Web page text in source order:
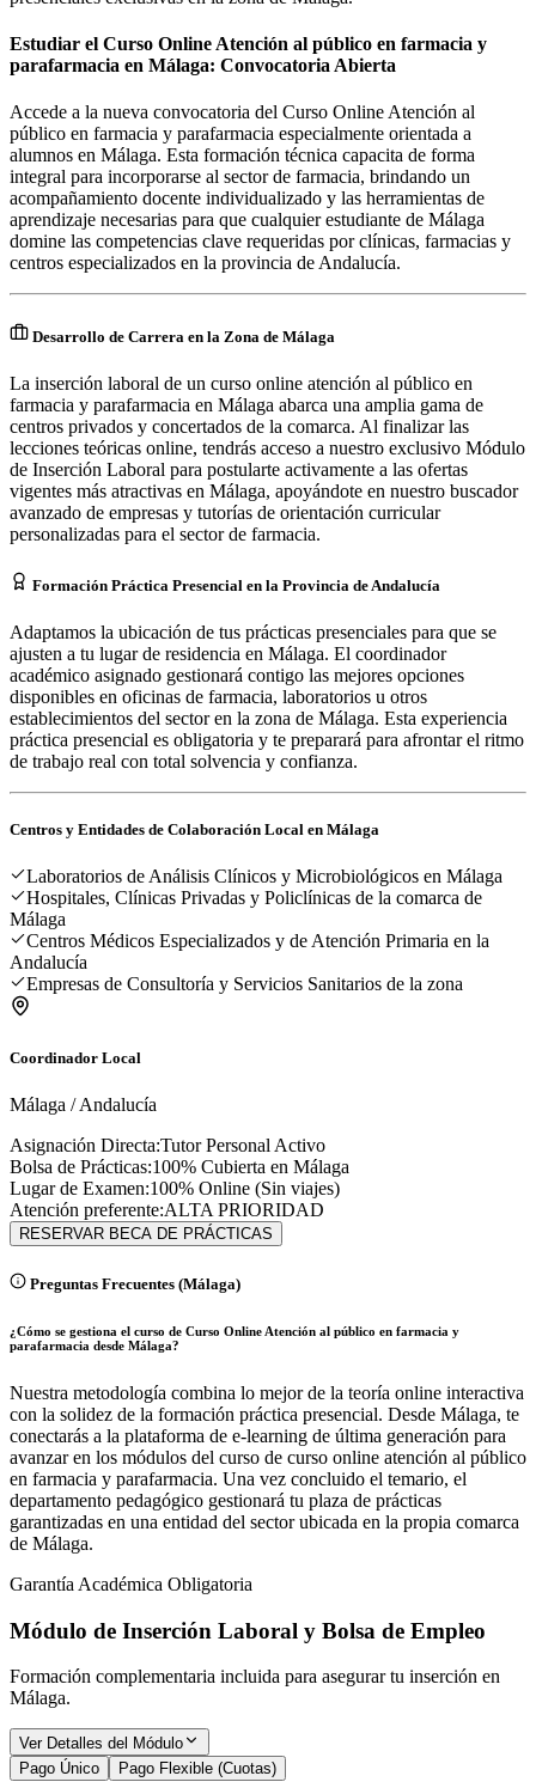
Estudiar el Curso Online Atención al público en farmacia y
parafarmacia en Málaga: Convocatoria Abierta
Accede a la nueva convocatoria del Curso Online Atención al
público en farmacia y parafarmacia especialmente orientada a
alumnos en Málaga. Esta formación técnica capacita de forma
integral para incorporarse al sector de farmacia, brindando un
acompañamiento docente individualizado y las herramientas de
aprendizaje necesarias para que cualquier estudiante de Málaga
domine las competencias clave requeridas por clínicas, farmacias y
centros especializados en la provincia de Andalucía.
Desarrollo de Carrera en la Zona de Málaga
La inserción laboral de un curso online atención al público en
farmacia y parafarmacia en Málaga abarca una amplia gama de
centros privados y concertados de la comarca. Al finalizar las
lecciones teóricas online, tendrás acceso a nuestro exclusivo Módulo
de Inserción Laboral para postularte activamente a las ofertas
vigentes más atractivas en Málaga, apoyándote en nuestro buscador
avanzado de empresas y tutorías de orientación curricular
personalizadas para el sector de farmacia.
Formación Práctica Presencial en la Provincia de Andalucía
Adaptamos la ubicación de tus prácticas presenciales para que se
ajusten a tu lugar de residencia en Málaga. El coordinador
académico asignado gestionará contigo las mejores opciones
disponibles en oficinas de farmacia, laboratorios u otros
establecimientos del sector en la zona de Málaga. Esta experiencia
práctica presencial es obligatoria y te preparará para afrontar el ritmo
de trabajo real con total solvencia y confianza.
Centros y Entidades de Colaboración Local en Málaga
Laboratorios de Análisis Clínicos y Microbiológicos en Málaga
Hospitales, Clínicas Privadas y Policlínicas de la comarca de
Málaga
Centros Médicos Especializados y de Atención Primaria en la
Andalucía
Empresas de Consultoría y Servicios Sanitarios de la zona
Coordinador Local
Málaga /Andalucía
Asignación Directa:Tutor Personal Activo
Bolsa de Prácticas:100% Cubierta en Málaga
Lugar de Examen:100% Online (Sin viajes)
Atención preferente:ALTA PRIORIDAD
RESERVAR BECA DE PRÁCTICAS
Preguntas Frecuentes (Málaga)
¿Cómo se gestiona el curso de Curso Online Atención al público en farmacia y
parafarmacia desde Málaga?
Nuestra metodología combina lo mejor de la teoría online interactiva
con la solidez de la formación práctica presencial. Desde Málaga, te
conectarás a la plataforma de e-learning de última generación para
avanzar en los módulos del curso de curso online atención al público
en farmacia y parafarmacia. Una vez concluido el temario, el
departamento pedagógico gestionará tu plaza de prácticas
garantizadas en una entidad del sector ubicada en la propia comarca
de Málaga.
Garantía Académica Obligatoria
Módulo de Inserción Laboral y Bolsa de Empleo
Formación complementaria incluida para asegurar tu inserción en
Málaga.
Ver Detalles del Módulo
Pago Único
Pago Flexible (Cuotas)